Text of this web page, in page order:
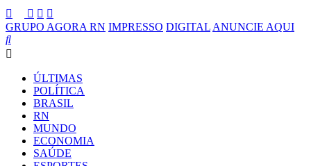
GRUPO AGORA RN IMPRESSO DIGITAL ANUNCIE AQUI
ÚLTIMAS
POLÍTICA
BRASIL
RN
MUNDO
ECONOMIA
SAÚDE